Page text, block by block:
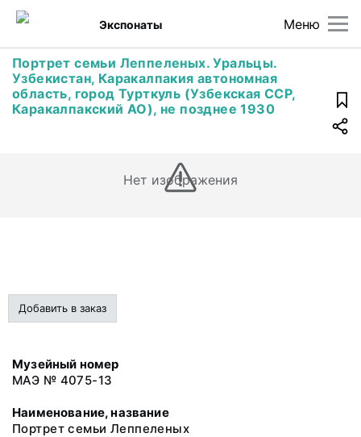
Меню
Экспонаты
Портрет семьи Леппеленых. Уральцы.
Узбекистан, Каракалпакия автономная
область, город Турткуль (Узбекская ССР,
Каракалпакский АО), не позднее 1930
Нет изображения
Добавить в заказ
Музейный номер
МАЭ № 4075-13
Наименование, название
Портрет семьи Леппеленых